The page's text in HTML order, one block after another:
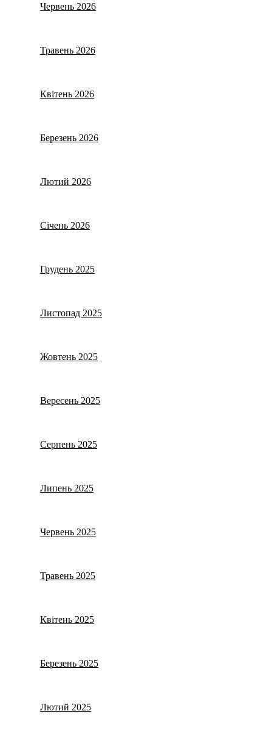
Червень 2026
Травень 2026
Квітень 2026
Березень 2026
Лютий 2026
Січень 2026
Грудень 2025
Листопад 2025
Жовтень 2025
Вересень 2025
Серпень 2025
Липень 2025
Червень 2025
Травень 2025
Квітень 2025
Березень 2025
Лютий 2025